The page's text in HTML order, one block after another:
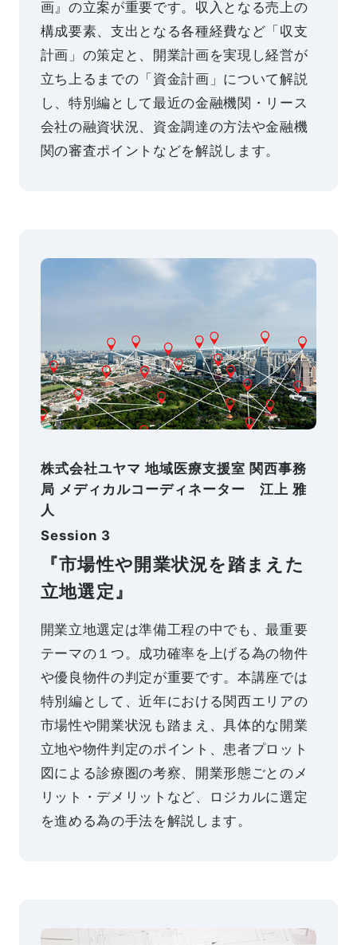
画』の立案が重要です。収入となる売上の
構成要素、支出となる各種経費など「収支
計画」の策定と、開業計画を実現し経営が
立ち上るまでの「資金計画」について解説
し、特別編として最近の金融機関・リース
会社の融資状況、資金調達の方法や金融機
関の審査ポイントなどを解説します。
株式会社ユヤマ 地域医療支援室 関西事務
局 メディカルコーディネーター 江上 雅
人
Session 3
『市場性や開業状況を踏まえた
立地選定』
開業立地選定は準備工程の中でも、最重要
テーマの１つ。成功確率を上げる為の物件
や優良物件の判定が重要です。本講座では
特別編として、近年における関西エリアの
市場性や開業状況も踏まえ、具体的な開業
立地や物件判定のポイント、患者プロット
図による診療圏の考察、開業形態ごとのメ
リット・デメリットなど、ロジカルに選定
を進める為の手法を解説します。